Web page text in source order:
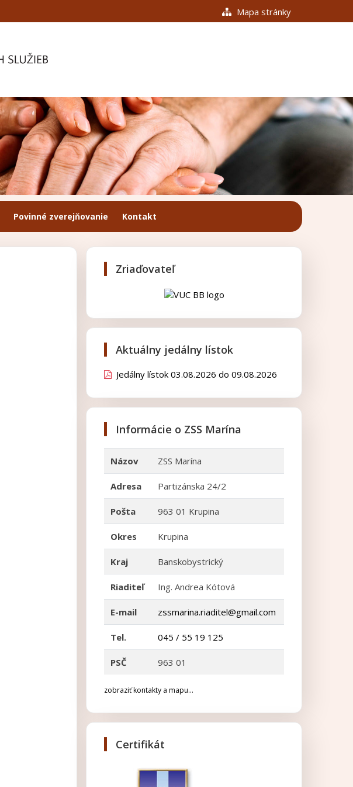
Mapa stránky
Povinné zverejňovanie Kontakt
Zriaďovateľ
Aktuálny jedálny lístok
Jedálny lístok 03.08.2026 do 09.08.2026
Informácie o ZSS Marína
Názov ZSS Marína
Adresa Partizánska 24/2
Pošta 963 01 Krupina
Okres Krupina
Kraj Banskobystrický
Riaditeľ Ing. Andrea Kótová
E-mail zssmarina.riaditel@gmail.com
Tel. 045 / 55 19 125
PSČ 963 01
zobraziť kontakty a mapu...
Certifikát